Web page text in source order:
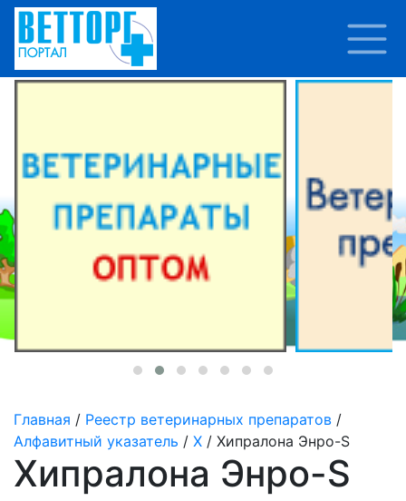
Главная / Реестр ветеринарных препаратов /
Алфавитный указатель / Х / Хипралона Энро-S
Хипралона Энро-S